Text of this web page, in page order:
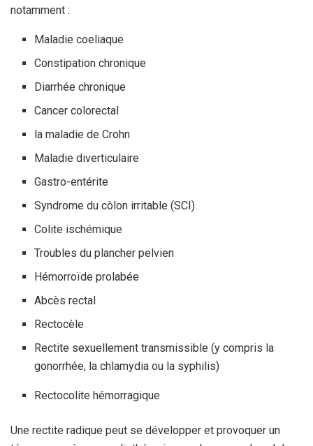
notamment :
Maladie coeliaque
Constipation chronique
Diarrhée chronique
Cancer colorectal
la maladie de Crohn
Maladie diverticulaire
Gastro-entérite
Syndrome du côlon irritable (SCI)
Colite ischémique
Troubles du plancher pelvien
Hémorroïde prolabée
Abcès rectal
Rectocèle
Rectite sexuellement transmissible (y compris la
gonorrhée, la chlamydia ou la syphilis)
Rectocolite hémorragique
Une rectite radique peut se développer et provoquer un